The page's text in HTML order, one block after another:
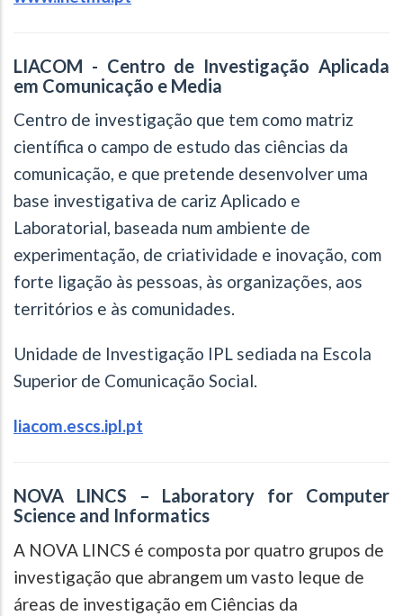
LIACOM - Centro de Investigação Aplicada
em Comunicação e Media
Centro de investigação que tem como matriz
científica o campo de estudo das ciências da
comunicação, e que pretende desenvolver uma
base investigativa de cariz Aplicado e
Laboratorial, baseada num ambiente de
experimentação, de criatividade e inovação, com
forte ligação às pessoas, às organizações, aos
territórios e às comunidades.
Unidade de Investigação IPL sediada na Escola
Superior de Comunicação Social.
liacom.escs.ipl.pt
NOVA LINCS – Laboratory for Computer
Science and Informatics
A NOVA LINCS é composta por quatro grupos de
investigação que abrangem um vasto leque de
áreas de investigação em Ciências da